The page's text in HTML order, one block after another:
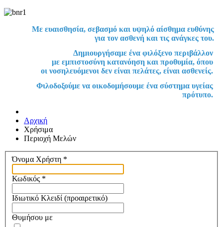
Με ευαισθησία, σεβασμό και υψηλό αίσθημα ευθύνης
για τον ασθενή και τις ανάγκες του.
Δημιουργήσαμε ένα φιλόξενο περιβάλλον
με εμπιστοσύνη κατανόηση και προθυμία, όπου
οι νοσηλευόμενοι δεν είναι πελάτες, είναι ασθενείς.
Φιλοδοξούμε να οικοδομήσουμε ένα σύστημα υγείας
πρότυπο.
Αρχική
Χρήσιμα
Περιοχή Μελών
Όνομα Χρήστη *
Κωδικός *
Ιδιωτικό Κλειδί (προαιρετικό)
Θυμήσου με